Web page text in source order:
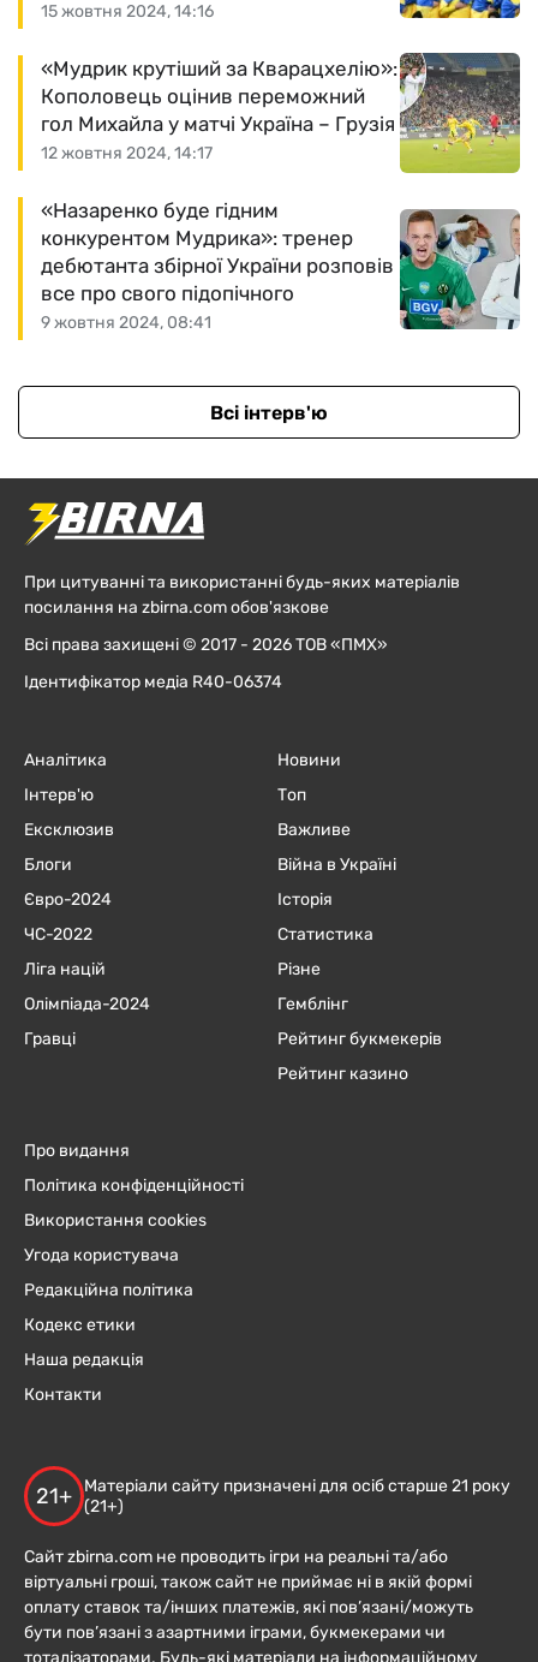
15 жовтня 2024, 14:16
12 жовтня 2024, 14:17
«Мудрик крутіший за Кварацхелію»:
Кополовець оцінив переможний
гол Михайла у матчі Україна – Грузія
9 жовтня 2024, 08:41
«Назаренко буде гідним
конкурентом Мудрика»: тренер
дебютанта збірної України розповів
все про свого підопічного
Всі інтерв'ю
При цитуванні та використанні будь-яких матеріалів
посилання на zbirna.com обов'язкове
Всі права захищені © 2017 - 2026 ТОВ «ПМХ»
Ідентифікатор медіа R40-06374
Аналітика
Інтерв'ю
Ексклюзив
Блоги
Євро-2024
ЧC-2022
Ліга націй
Олімпіада-2024
Гравці
Новини
Топ
Важливе
Війна в Україні
Історія
Статистика
Різне
Гемблінг
Рейтинг букмекерів
Рейтинг казино
Про видання
Політика конфіденційності
Використання cookies
Угода користувача
Редакційна політика
Кодекс етики
Наша редакція
Контакти
21+
Матеріали сайту призначені для осіб старше 21 року
(21+)
Сайт zbirna.com не проводить ігри на реальні та/або
віртуальні гроші, також сайт не приймає ні в якій формі
оплату ставок та/інших платежів, які пов’язані/можуть
бути пов’язані з азартними іграми, букмекерами чи